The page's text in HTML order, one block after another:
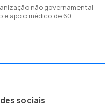
não governamental
apoio médico de 60
sociais